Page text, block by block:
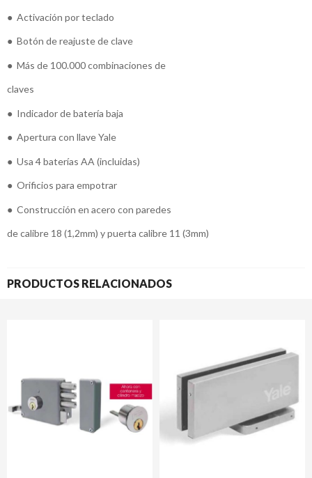
● Activación por teclado
● Botón de reajuste de clave
● Más de 100.000 combinaciones de
claves
● Indicador de batería baja
● Apertura con llave Yale
● Usa 4 baterías AA (incluidas)
● Orificios para empotrar
● Construcción en acero con paredes
de calibre 18 (1,2mm) y puerta calibre 11 (3mm)
PRODUCTOS RELACIONADOS